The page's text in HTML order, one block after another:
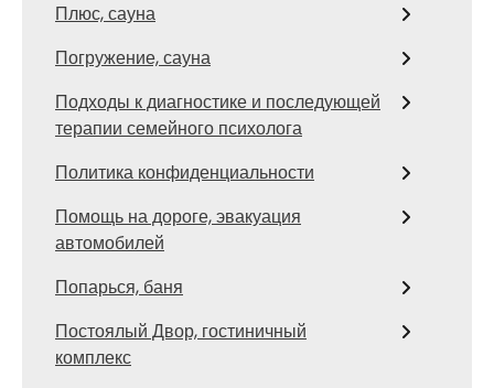
Плюс, сауна
Погружение, сауна
Подходы к диагностике и последующей
терапии семейного психолога
Политика конфиденциальности
Помощь на дороге, эвакуация
автомобилей
Попарься, баня
Постоялый Двор, гостиничный
комплекс